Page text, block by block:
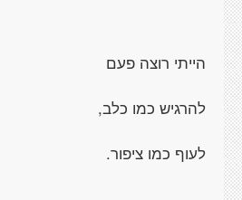
הייתי רוצה פעם
להרגיש כמו כלב,
לעוף כמו ציפור.